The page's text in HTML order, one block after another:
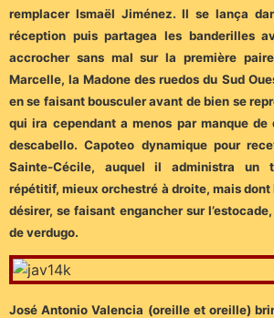
remplacer Ismaël Jiménez. Il se lança
réception puis partagea les banderilles
accrocher sans mal sur la première
Marcelle, la Madone des ruedos du Sud
en se faisant bousculer avant de bien se
qui ira cependant a menos par manque de
descabello. Capoteo dynamique pour
Sainte-Cécile, auquel il administra un
répétitif, mieux orchestré à droite, mais
désirer, se faisant engancher sur
de verdugo.
José Antonio Valencia (oreille et oreille)